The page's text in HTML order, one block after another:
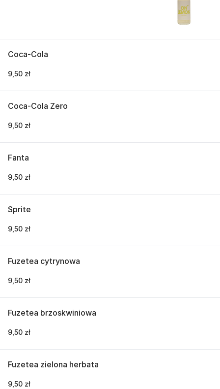
Coca-Cola
9,50 zł
Coca-Cola Zero
9,50 zł
Fanta
9,50 zł
Sprite
9,50 zł
Fuzetea cytrynowa
9,50 zł
Fuzetea brzoskwiniowa
9,50 zł
Fuzetea zielona herbata
9,50 zł